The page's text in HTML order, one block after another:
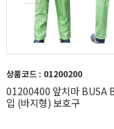
상품코드 : 01200200
01200400 앞치마 BUSA
입 (바지형) 보호구